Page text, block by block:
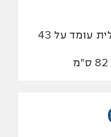
המרחק מן המעלית עומד על 43